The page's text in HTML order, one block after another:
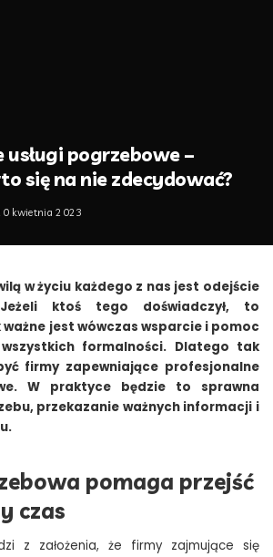
pogrzebowe –
się na nie zdecydować?
kwietnia 2023
w życiu każdego z nas jest odejście
ktoś tego doświadczył, to
jest wówczas wsparcie i pomoc
formalności. Dlatego tak
firmy zapewniające profesjonalne
W praktyce będzie to sprawna
przekazanie ważnych informacji i
pomaga przejść
czas
z założenia, że firmy zajmujące się